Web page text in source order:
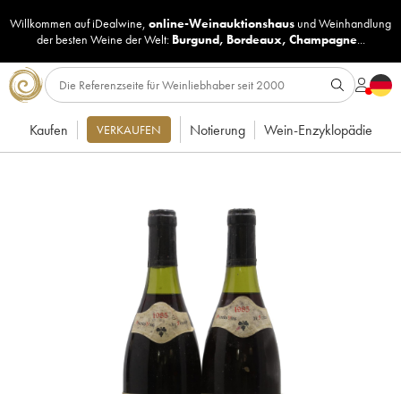
Willkommen auf iDealwine, online-Weinauktionshaus undWeinhandlung
der besten Weine der Welt: Burgund, Bordeaux, Champagne...
Kaufen VERKAUFEN Notierung Wein-Enzyklopädie